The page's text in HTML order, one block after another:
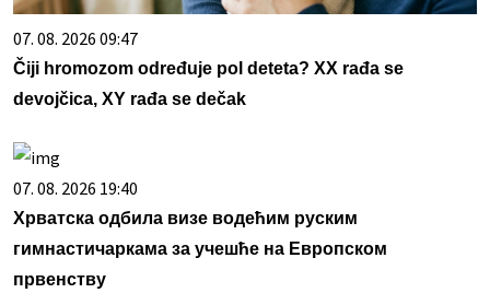
07. 08. 2026 09:47
Čiji hromozom određuje pol deteta? XX rađa se
devojčica, XY rađa se dečak
07. 08. 2026 19:40
Хрватска одбила визе водећим руским
гимнастичаркама за учешће на Европском
првенству